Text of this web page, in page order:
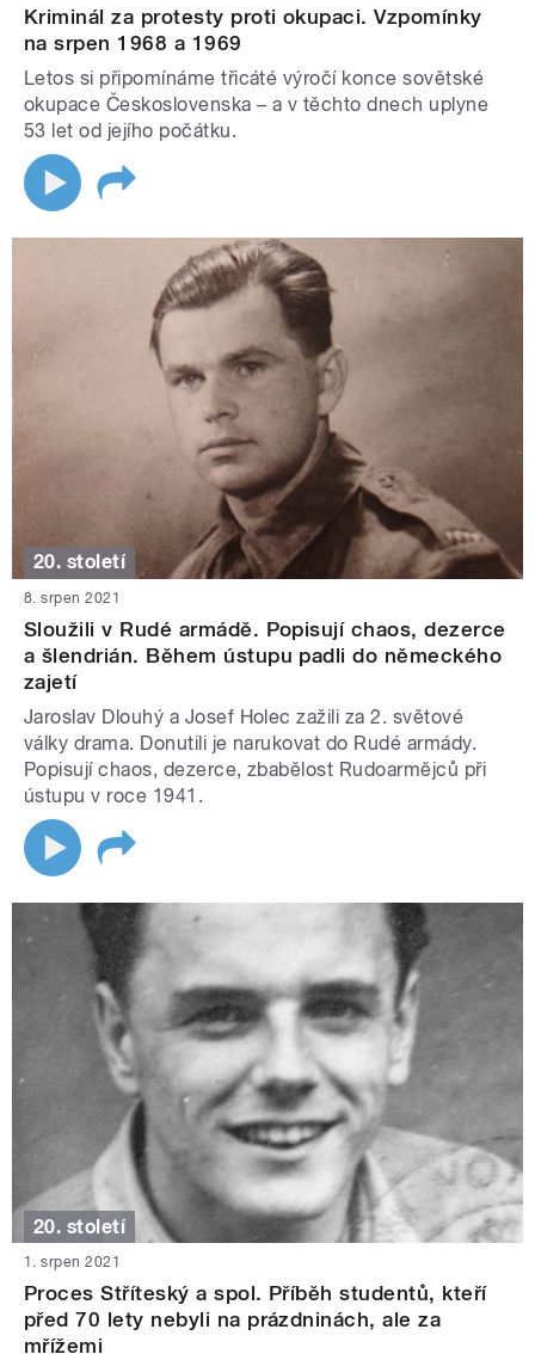
Kriminál za protesty proti okupaci. Vzpomínky
na srpen 1968 a 1969
Letos si připomínáme třicáté výročí konce sovětské
okupace Československa – a v těchto dnech uplyne
53 let od jejího počátku.
20. století
8. srpen 2021
Sloužili v Rudé armádě. Popisují chaos, dezerce
a šlendrián. Během ústupu padli do německého
zajetí
Jaroslav Dlouhý a Josef Holec zažili za 2. světové
války drama. Donutili je narukovat do Rudé armády.
Popisují chaos, dezerce, zbabělost Rudoarmějců při
ústupu v roce 1941.
20. století
1. srpen 2021
Proces Stříteský a spol. Příběh studentů, kteří
před 70 lety nebyli na prázdninách, ale za
mřížemi